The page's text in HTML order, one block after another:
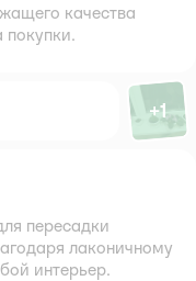
качества
покупки.
Фото
+1
пересадки
лаконичному
интерьер.